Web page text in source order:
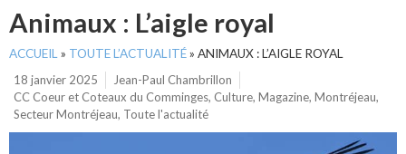
Animaux : L’aigle royal
ACCUEIL » TOUTE L’ACTUALITÉ» ANIMAUX : L’AIGLE ROYAL
18 janvier 2025
Jean-Paul Chambrillon
CC Coeur et Coteaux du Comminges, Culture, Magazine, Montréjeau,
Secteur Montréjeau, Toute l'actualité